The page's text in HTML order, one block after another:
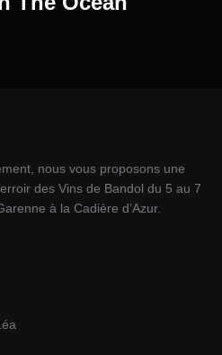
nous vous proposons une
des Vins de Bandol du 5 au 7
à la Cadière d’Azur.